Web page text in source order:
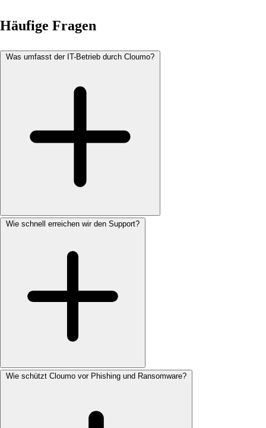
Häufige Fragen
Was umfasst der IT-Betrieb durch Cloumo?
Wie schnell erreichen wir den Support?
Wie schützt Cloumo vor Phishing und Ransomware?